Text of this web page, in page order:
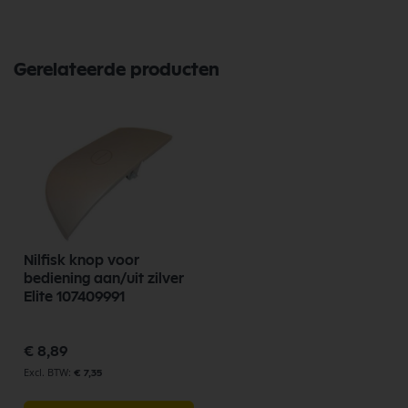
Gerelateerde producten
Nilfisk knop voor
bediening aan/uit zilver
Elite 107409991
€ 8,89
€ 7,35